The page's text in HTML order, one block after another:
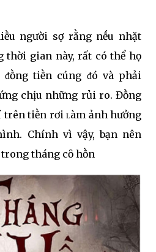
người sợ rằng nḗu nhặt
thời gian này, rất có thể họ
tiḕn cúng ᵭó và phải
chịu những rủi ro. Đṑng
tiḕn rơi ʟàm ảnh hưởng
Chính vì vậy, bạn nên
tháng cȏ hṑn